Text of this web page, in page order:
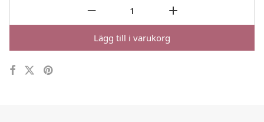
Lägg till i varukorg